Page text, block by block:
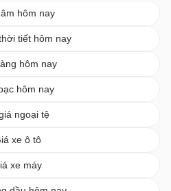
hôm nay
tiết hôm nay
hôm nay
hôm nay
ngoại tệ
xe ô tô
xe máy